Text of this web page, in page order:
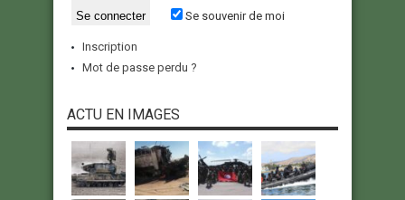
Se souvenir de moi
Inscription
Mot de passe perdu ?
ACTU EN IMAGES